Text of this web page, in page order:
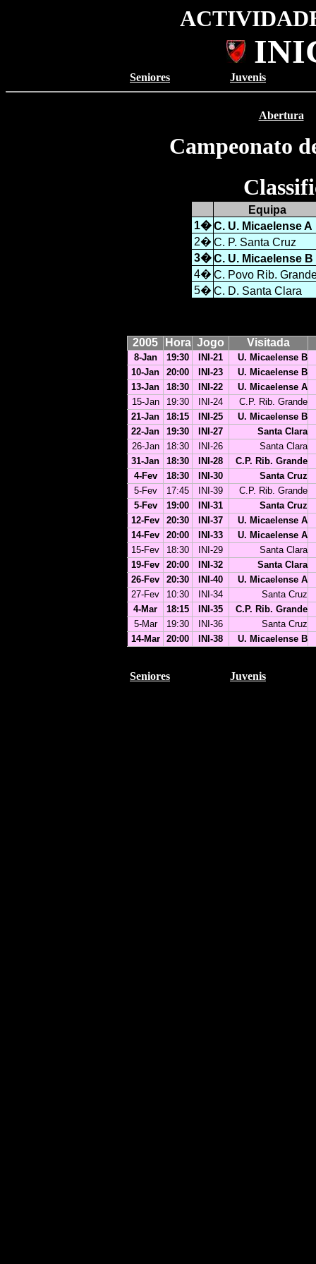
Seniores Juvenis
Abertura
Campeonato
Equipa
1� C. U. Micaelense A
2� C. P. Santa Cruz
3� C. U. Micaelense B
4� C. Povo Rib.
5� C. D. Santa Clara
2005 Hora Jogo Visitada
8-Jan 19:30 INI-21
U. Micaelense B
10-Jan
20:00 INI-23
U. Micaelense B
13-Jan
18:30 INI-22
U. Micaelense A
15-Jan
19:30 INI-24
C.P. Rib. Grande
21-Jan
18:15 INI-25
U. Micaelense B
22-Jan
19:30 INI-27
Santa Clara
26-Jan
18:30 INI-26
Santa Clara
31-Jan
18:30 INI-28
C.P. Rib. Grande
4-Fev
18:30 INI-30
Santa Cruz
5-Fev
17:45 INI-39
C.P. Rib. Grande
5-Fev
19:00 INI-31
Santa Cruz
12-Fev
20:30 INI-37
U. Micaelense A
14-Fev
20:00 INI-33
U. Micaelense A
15-Fev
18:30 INI-29
Santa Clara
19-Fev
20:00 INI-32
Santa Clara
26-Fev
20:30 INI-40
U. Micaelense A
27-Fev
10:30 INI-34
Santa Cruz
4-Mar
18:15 INI-35
C.P. Rib. Grande
5-Mar
19:30 INI-36
Santa Cruz
14-Mar
20:00 INI-38 U. Micaelense B
Seniores Juvenis